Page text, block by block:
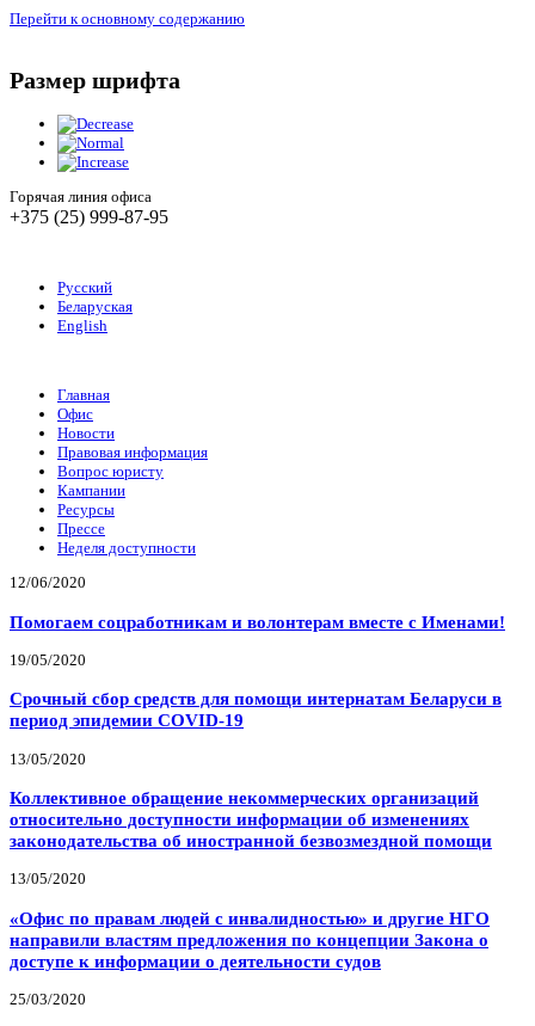
Перейти к основному содержанию
Размер шрифта
Горячая линия офиса
+375 (25) 999-87-95
Русский
Беларуская
English
Главная
Офис
Новости
Правовая информация
Вопрос юристу
Кампании
Ресурсы
Прессе
Неделя доступности
12/06/2020
Помогаем соцработникам и волонтерам вместе с Именами!
19/05/2020
Срочный сбор средств для помощи интернатам Беларуси в
период эпидемии COVID-19
13/05/2020
Коллективное обращение некоммерческих организаций
относительно доступности информации об изменениях
законодательства об иностранной безвозмездной помощи
13/05/2020
«Офис по правам людей с инвалидностью» и другие НГО
направили властям предложения по концепции Закона о
доступе к информации о деятельности судов
25/03/2020